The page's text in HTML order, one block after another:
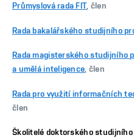
Průmyslová rada FIT, člen
Rada bakalářského studijního
Rada magisterského studijního
a umělá inteligence , člen
Rada pro využití informačních
člen
Školitelé doktorského studijního